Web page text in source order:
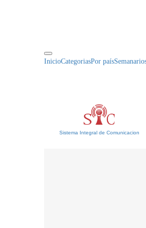
InicioCategoriasPor país
Sistema Integral de Comunicacion